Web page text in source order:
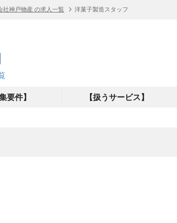
社神戸物産 の求人一覧 洋菓子製造スタッフ
要件】 【扱うサービス】